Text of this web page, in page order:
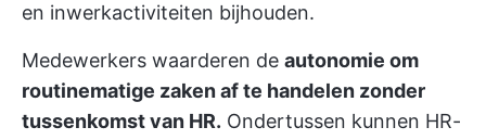
en inwerkactiviteiten bijhouden.
Medewerkers waarderen de autonomie om
routinematige zaken af te handelen zonder
tussenkomst van HR. Ondertussen kunnen HR-